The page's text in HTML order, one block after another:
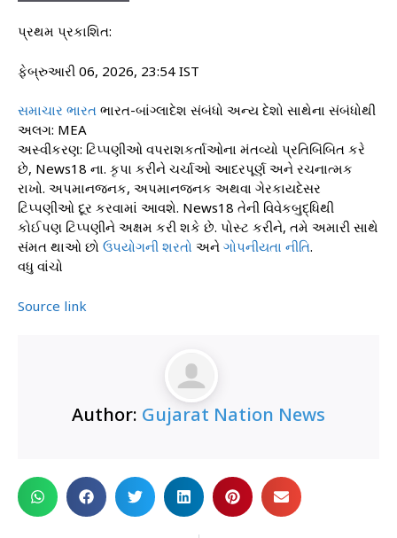
પ્રથમ પ્રકાશિત:
ફેબ્રુઆરી 06, 2026, 23:54 IST
સમાચાર ભારત ભારત-બાંગ્લાદેશ સંબંધો અન્ય દેશો સાથેના સંબંધોથી
અલગ: MEA
અસ્વીકરણ: ટિપ્પણીઓ વપરાશકર્તાઓના મંતવ્યો પ્રતિબિંબિત કરે
છે, News18 ના. કૃપા કરીને ચર્ચાઓ આદરપૂર્ણ અને રચનાત્મક
રાખો. અપમાનજનક, અપમાનજનક અથવા ગેરકાયદેસર
ટિપ્પણીઓ દૂર કરવામાં આવશે. News18 તેની વિવેકબુદ્ધિથી
કોઈપણ ટિપ્પણીને અક્ષમ કરી શકે છે. પોસ્ટ કરીને, તમે અમારી સાથે
સંમત થાઓ છો ઉપયોગની શરતો અને ગોપનીયતા નીતિ.
વધુ વાંચો
Source link
Author: Gujarat Nation News